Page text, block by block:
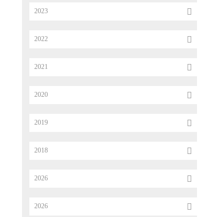
2023
2022
2021
2020
2019
2018
2026
2026